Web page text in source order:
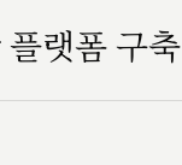
랫폼 구축